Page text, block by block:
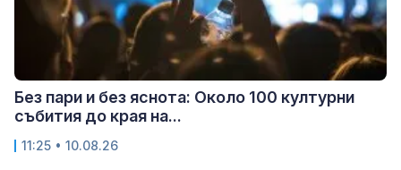
Без пари и без яснота: Около 100 културни
събития до края на...
11:25 • 10.08.26